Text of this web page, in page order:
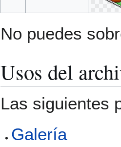
No puedes
Usos del
Las siguientes
Galería